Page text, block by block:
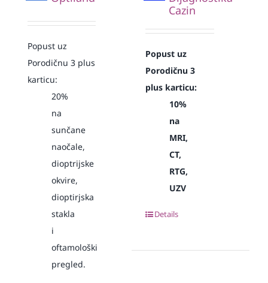
Popust uz
Porodičnu 3 plus
karticu:
20%
na
sunčane
naočale,
dioptrijske
okvire,
dioptirjska
stakla
i
oftamološki
pregled.
Cazin
Popust uz
Porodičnu 3
plus karticu:
10%
na
MRI,
CT,
RTG,
UZV
Details